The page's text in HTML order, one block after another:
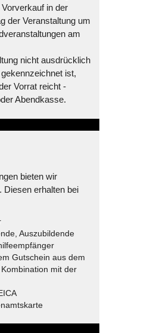
in der
der Veranstaltung um
am
nicht ausdrücklich
ist,
Vorrat reicht -
Abendkasse.
bieten wir
Diesen erhalten bei
Auszubildende
Gutschein aus dem
mit der